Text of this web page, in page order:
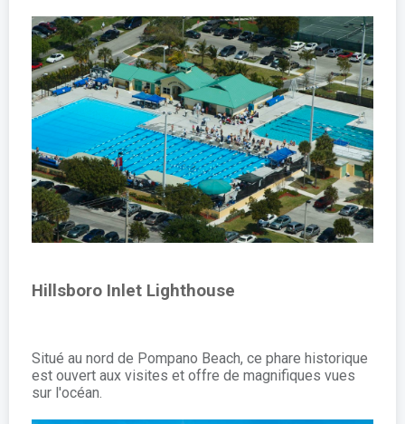
Hillsboro Inlet Lighthouse
Situé au nord de Pompano Beach, ce phare historique
est ouvert aux visites et offre de magnifiques vues
sur l'océan.